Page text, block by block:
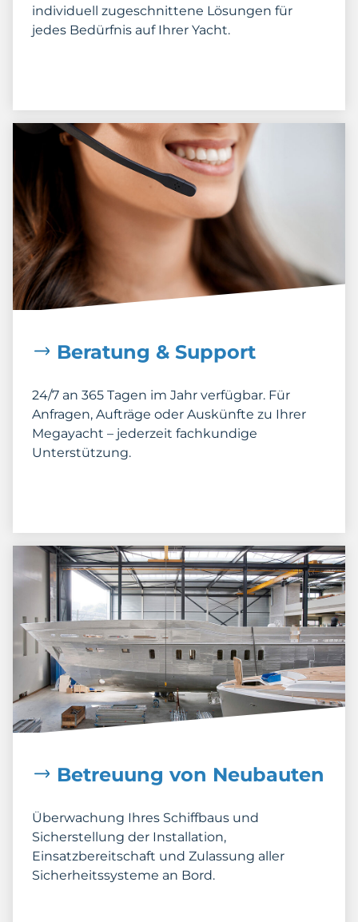
individuell zugeschnittene Lösungen für
jedes Bedürfnis auf Ihrer Yacht.
Beratung & Support
24/7 an 365 Tagen im Jahr verfügbar. Für
Anfragen, Aufträge oder Auskünfte zu Ihrer
Megayacht – jederzeit fachkundige
Unterstützung.
Betreuung von Neubauten
Überwachung Ihres Schiffbaus und
Sicherstellung der Installation,
Einsatzbereitschaft und Zulassung aller
Sicherheitssysteme an Bord.